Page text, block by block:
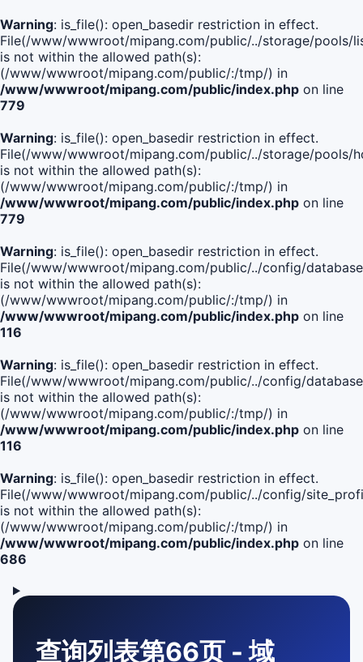
Warning: is_file(): open_basedir restriction in effect.
File(/www/wwwroot/mipang.com/public/../storage/pools/
is not within the allowed path(s):
(/www/wwwroot/mipang.com/public/:/tmp/) in
/www/wwwroot/mipang.com/public/index.php on line
779
Warning: is_file(): open_basedir restriction in effect.
File(/www/wwwroot/mipang.com/public/../storage/pools/
is not within the allowed path(s):
(/www/wwwroot/mipang.com/public/:/tmp/) in
/www/wwwroot/mipang.com/public/index.php on line
779
Warning: is_file(): open_basedir restriction in effect.
File(/www/wwwroot/mipang.com/public/../config/
is not within the allowed path(s):
(/www/wwwroot/mipang.com/public/:/tmp/) in
/www/wwwroot/mipang.com/public/index.php on line
116
Warning: is_file(): open_basedir restriction in effect.
File(/www/wwwroot/mipang.com/public/../config/
is not within the allowed path(s):
(/www/wwwroot/mipang.com/public/:/tmp/) in
/www/wwwroot/mipang.com/public/index.php on line
116
Warning: is_file(): open_basedir restriction in effect.
File(/www/wwwroot/mipang.com/public/../config/
is not within the allowed path(s):
(/www/wwwroot/mipang.com/public/:/tmp/) in
/www/wwwroot/mipang.com/public/index.php on line
686
查询列表第66页 - 域